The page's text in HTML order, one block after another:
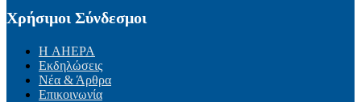
Χρήσιμοι Σύνδεσμοι
Η AHEPA
Εκδηλώσεις
Νέα & Άρθρα
Επικοινωνία